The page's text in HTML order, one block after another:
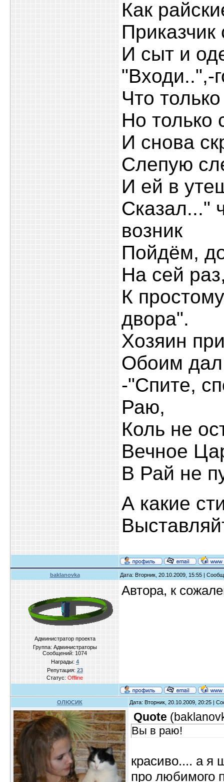
Как
Приказчик
И сыт и
"Входи..",-
Что
Но только
И снова
Слепую
И ей в
Сказал..."
возник
Пойдём,
На сей
К
двора".
Хозяин
Обоим
-"Спите,
Раю,
Коль не
Вечное
В Рай не
А какие
baklanovka Дата: Вторник, 20.10.2009, 15:55 |
Администратор проекта
Группа: Администраторы
Сообщений: 1074
Награды: 4
Репутация: 23
Статус: Offline
Автора, к
ОЛЮСИК Дата: Вторник, 20.10.2009, 20:25 |
Quote (
Вы в раю!
красиво.... а я
про любимого